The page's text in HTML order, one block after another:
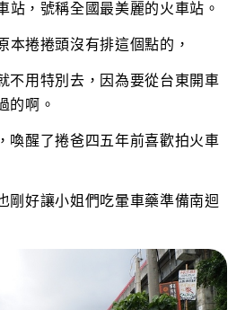
站，號稱全國最美麗的火車站。
本捲捲頭沒有排這個點的，
不用特別去，因為要從台東開車
的啊。
喚醒了捲爸四五年前喜歡拍火車
剛好讓小姐們吃暈車藥準備南迴